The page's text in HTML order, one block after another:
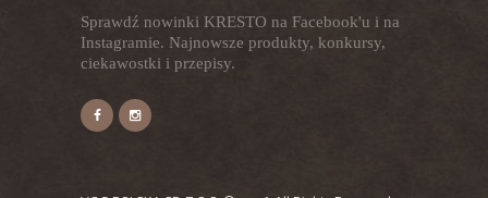
Sprawdź nowinki KRESTO na Facebook'u i na
Instagramie. Najnowsze produkty, konkursy,
ciekawostki i przepisy.